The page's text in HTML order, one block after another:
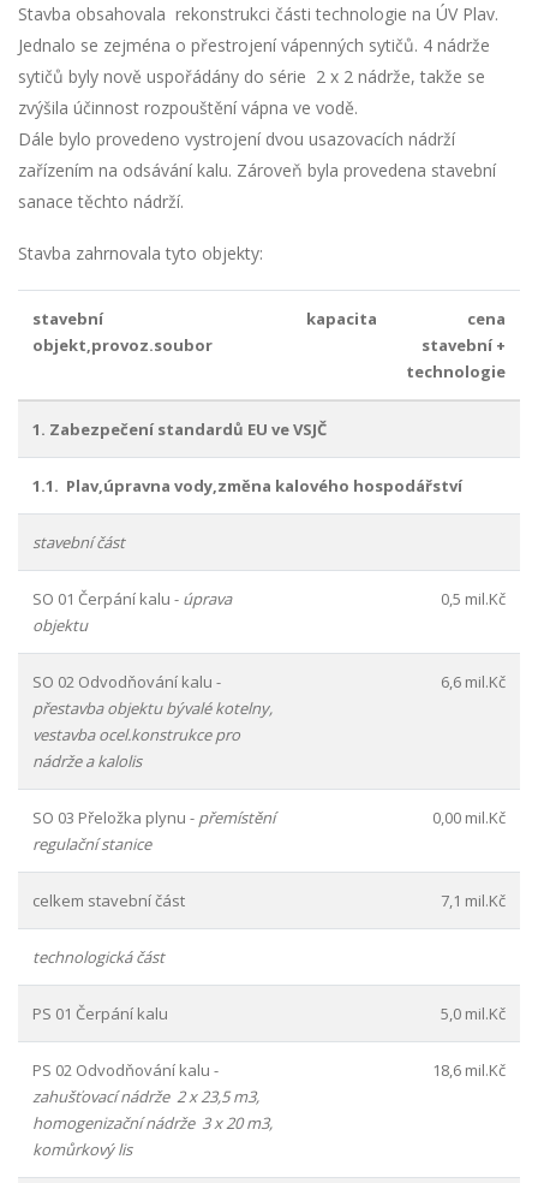
Stavba obsahovala rekonstrukci části technologie na ÚV Plav.
Jednalo se zejména o přestrojení vápenných sytičů. 4 nádrže
sytičů byly nově uspořádány do série 2 x 2 nádrže, takže se
zvýšila účinnost rozpouštění vápna ve vodě.
Dále bylo provedeno vystrojení dvou usazovacích nádrží
zařízením na odsávání kalu. Zároveň byla provedena stavební
sanace těchto nádrží.
Stavba zahrnovala tyto objekty:
stavební
objekt,provoz.soubor
kapacita
cena
stavební +
technologie
1. Zabezpečení standardů EU ve VSJČ
1.1. Plav,úpravna vody,změna kalového hospodářství
stavební část
SO 01 Čerpání kalu - úprava
objektu
0,5 mil.Kč
SO 02 Odvodňování kalu -
přestavba objektu bývalé kotelny,
vestavba ocel.konstrukce pro
nádrže a kalolis
6,6 mil.Kč
SO 03 Přeložka plynu - přemístění
regulační stanice
0,00 mil.Kč
celkem stavební část 7,1 mil.Kč
technologická část
PS 01 Čerpání kalu 5,0 mil.Kč
PS 02 Odvodňování kalu -
zahušťovací nádrže 2 x 23,5 m3,
homogenizační nádrže 3 x 20 m3,
komůrkový lis
18,6 mil.Kč